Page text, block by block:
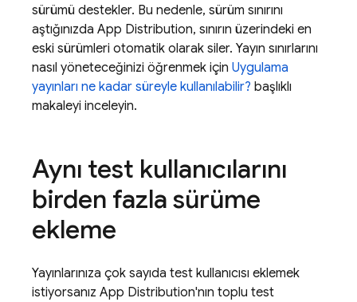
sürümü destekler. Bu nedenle, sürüm sınırını
aştığınızda App Distribution, sınırın üzerindeki en
eski sürümleri otomatik olarak siler. Yayın sınırlarını
nasıl yöneteceğinizi öğrenmek için Uygulama
yayınları ne kadar süreyle kullanılabilir? başlıklı
makaleyi inceleyin.
Aynı test kullanıcılarını
birden fazla sürüme
ekleme
Yayınlarınıza çok sayıda test kullanıcısı eklemek
istiyorsanız App Distribution'nın toplu test